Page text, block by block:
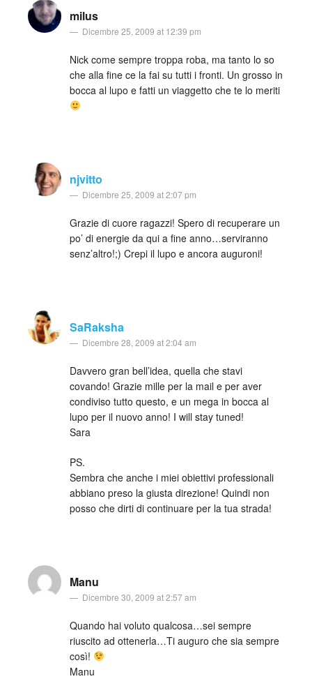
milus
Dicembre 25, 2009 at 12:39 pm
Nick come sempre troppa roba, ma tanto lo so
che alla fine ce la fai su tutti i fronti. Un grosso in
bocca al lupo e fatti un viaggetto che te lo meriti
njvitto
Dicembre 25, 2009 at 2:07 pm
Grazie di cuore ragazzi! Spero di recuperare un
po’ di energie da qui a fine anno…serviranno
senz’altro!;) Crepi il lupo e ancora auguroni!
SaRaksha
Dicembre 28, 2009 at 2:04 am
Davvero gran bell’idea, quella che stavi
covando! Grazie mille per la mail e per aver
condiviso tutto questo, e un mega in bocca al
lupo per il nuovo anno! I will stay tuned!
Sara
PS.
Sembra che anche i miei obiettivi professionali
abbiano preso la giusta direzione! Quindi non
posso che dirti di continuare per la tua strada!
Manu
Dicembre 30, 2009 at 2:57 am
Quando hai voluto qualcosa…sei sempre
riuscito ad ottenerla…Ti auguro che sia sempre
così!
Manu